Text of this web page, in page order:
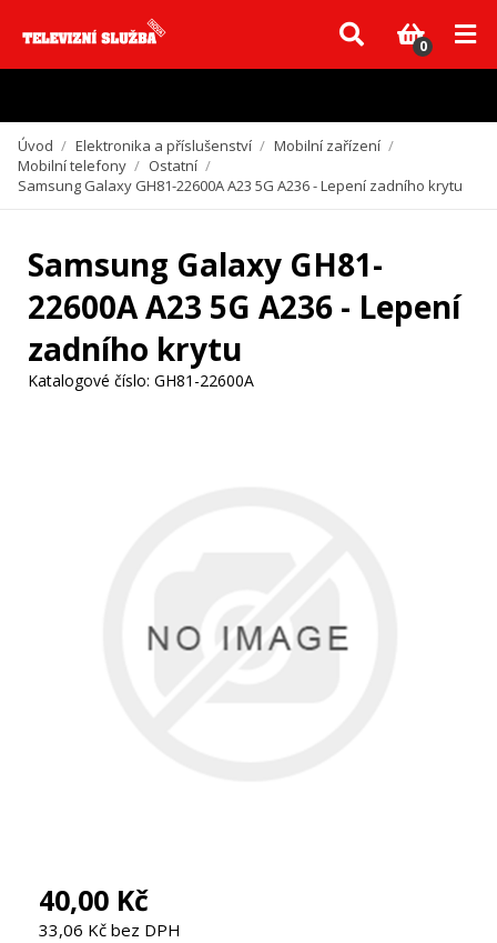
Vzhledem k aktuální situaci se může dodání dílů, které nejsou skladem,
zpozdit. Děkujeme za pochopení.
0
Úvod / Elektronika a příslušenství / Mobilní zařízení /
Mobilní telefony / Ostatní /
Samsung Galaxy GH81-22600A A23 5G A236 - Lepení zadního krytu
Samsung Galaxy GH81-
22600A A23 5G A236 - Lepení
zadního krytu
Katalogové číslo: GH81-22600A
40,00 Kč
33,06 Kč bez DPH